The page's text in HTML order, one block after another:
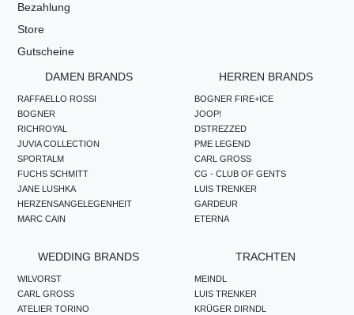
Bezahlung
Store
Gutscheine
DAMEN BRANDS
RAFFAELLO ROSSI
BOGNER
RICHROYAL
JUVIA COLLECTION
SPORTALM
FUCHS SCHMITT
JANE LUSHKA
HERZENSANGELEGENHEIT
MARC CAIN
HERREN BRANDS
BOGNER FIRE+ICE
JOOP!
DSTREZZED
PME LEGEND
CARL GROSS
CG - CLUB OF GENTS
LUIS TRENKER
GARDEUR
ETERNA
WEDDING BRANDS
WILVORST
CARL GROSS
ATELIER TORINO
TRACHTEN
MEINDL
LUIS TRENKER
KRÜGER DIRNDL